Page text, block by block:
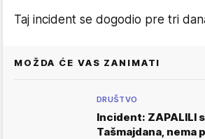
Taj incident se dogodio pre tri
MOŽDA ĆE VAS ZANIMATI
DRUŠTVO
Incident: ZAPALILI
Tašmajdana, nema